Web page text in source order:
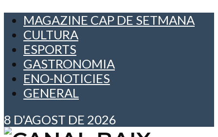
MAGAZINE CAP DE SETMANA
CULTURA
ESPORTS
GASTRONOMIA
ENO-NOTICIES
GENERAL
8 D'AGOST DE 2026